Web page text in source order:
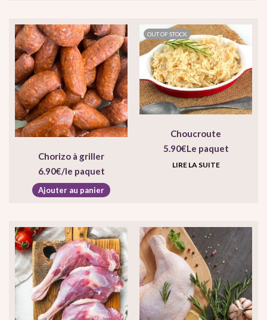
Chorizo à griller
6.90€/le paquet
Ajouter au panier
OUT OF STOCK
Choucroute
5.90€Le paquet
LIRE LA SUITE